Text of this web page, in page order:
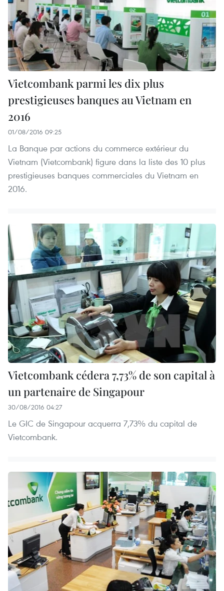
Vietcombank parmi les dix plus
prestigieuses banques au Vietnam en
2016
01/08/2016 09:25
La Banque par actions du commerce extérieur du
Vietnam (Vietcombank) ​figure dans la liste des 10 plus
prestigieuses banques commerciales du Vietnam en
2016.
Vietcombank cédera 7,73% de son capital à
un partenaire de Singapour
30/08/2016 04:27
Le GIC de Singapour acquerra 7,73% du capital de
Vietcombank.